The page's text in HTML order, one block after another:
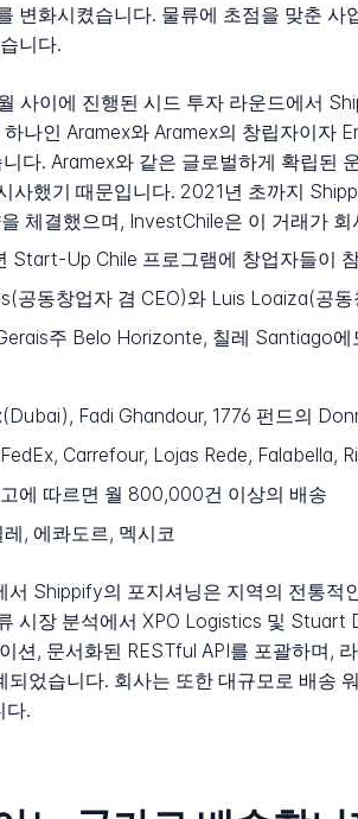
변화시켰습니다. 물류에 초점을 맞춘
니다.
사이에 진행된 시드 투자 라운드에서
나인 Aramex와 Aramex의 창립자이자
다. Aramex와 같은 글로벌하게 확립된
사했기 때문입니다. 2021년 초까지
체결했으며, InvestChile은 이 거래가
Start-Up Chile 프로그램에 창업자들이
공동창업자 겸 CEO)와 Luis Loaiza(공
주 Belo Horizonte, 칠레 Santiago에
Fadi Ghandour, 1776 펀드의
Carrefour, Lojas Rede, Falabella,
에 따르면 월 800,000건 이상의 배송
, 에콰도르, 멕시코
서 Shippify의 포지셔닝은 지역의 전통
시장 분석에서 XPO Logistics 및
션, 문서화된 RESTful API를 포괄하며,
되었습니다. 회사는 또한 대규모로 배송
다.